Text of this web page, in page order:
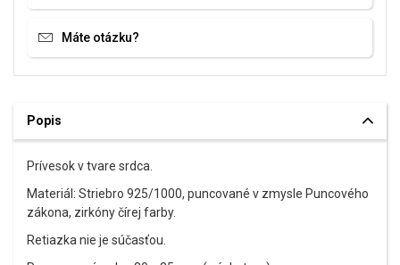
Máte otázku?
Popis
Prívesok v tvare srdca.
Materiál: Striebro 925/1000, puncované v zmysle Puncového
zákona, zirkóny čírej farby.
Retiazka nie je súčasťou.